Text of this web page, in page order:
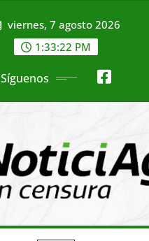
viernes, 7 agosto 2026
1:33:24 PM
Síguenos